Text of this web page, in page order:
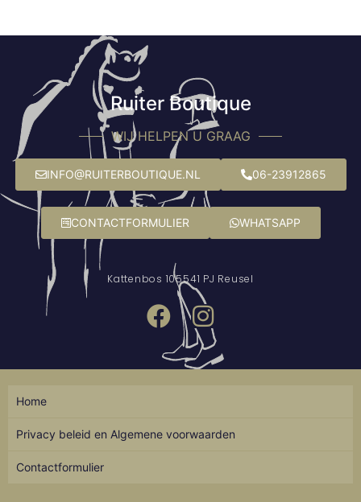
Ruiter Boutique
WIJ HELPEN U GRAAG
INFO@RUITERBOUTIQUE.NL 06-23912865
CONTACTFORMULIER WHATSAPP
Kattenbos 105541 PJ Reusel
Home
Privacy beleid en Algemene voorwaarden
Contactformulier